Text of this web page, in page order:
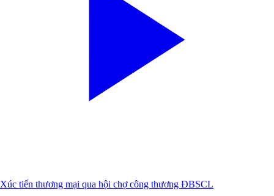
Xúc tiến thương mại qua hội chợ công thương ĐBSCL